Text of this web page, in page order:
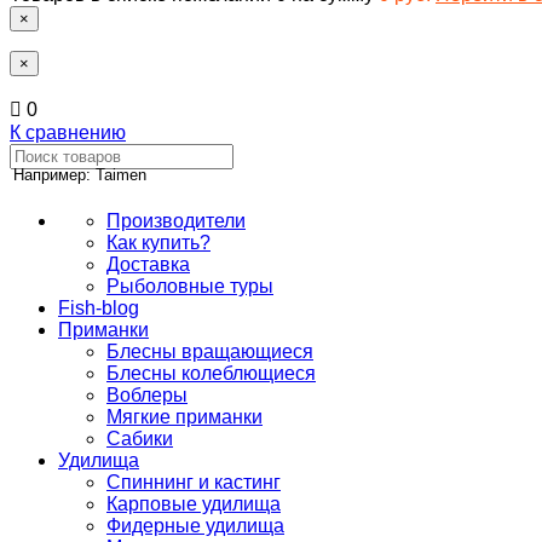
×
×
0
К сравнению
Например: Taimen
Производители
Как купить?
Доставка
Рыболовные туры
Fish-blog
Приманки
Блесны вращающиеся
Блесны колеблющиеся
Воблеры
Мягкие приманки
Сабики
Удилища
Спиннинг и кастинг
Карповые удилища
Фидерные удилища